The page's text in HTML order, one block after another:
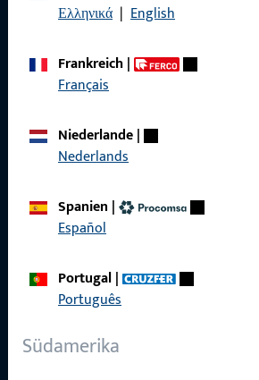
Ελληνικά | English
Frankreich|
Français
Niederlande|
Nederlands
Spanien |
Español
Portugal|
Português
Südamerika
Datenschutz
Schnelleinstieg